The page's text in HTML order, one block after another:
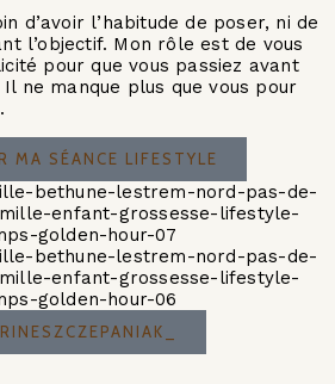
d’avoir l’habitude de poser, ni de
l’objectif. Mon rôle est de vous
pour que vous passiez avant
ne manque plus que vous pour
MA SÉANCE LIFESTYLE